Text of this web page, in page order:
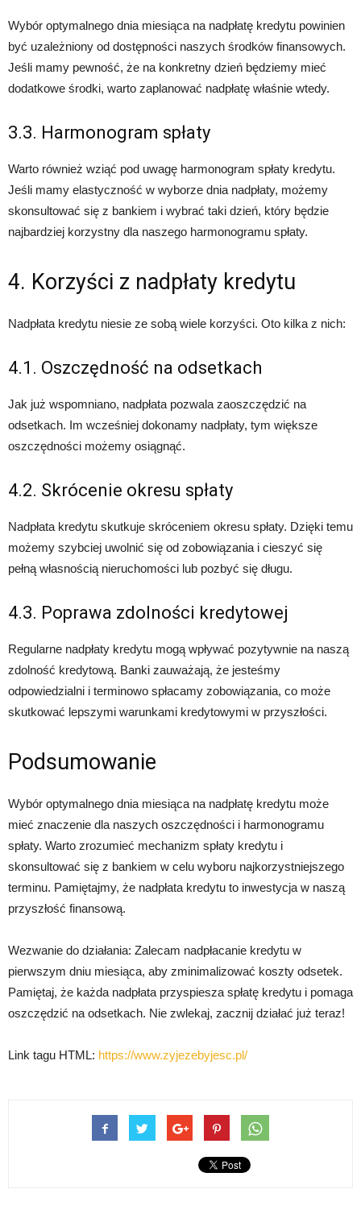
Wybór optymalnego dnia miesiąca na nadpłatę kredytu powinien
być uzależniony od dostępności naszych środków finansowych.
Jeśli mamy pewność, że na konkretny dzień będziemy mieć
dodatkowe środki, warto zaplanować nadpłatę właśnie wtedy.
3.3. Harmonogram spłaty
Warto również wziąć pod uwagę harmonogram spłaty kredytu.
Jeśli mamy elastyczność w wyborze dnia nadpłaty, możemy
skonsultować się z bankiem i wybrać taki dzień, który będzie
najbardziej korzystny dla naszego harmonogramu spłaty.
4. Korzyści z nadpłaty kredytu
Nadpłata kredytu niesie ze sobą wiele korzyści. Oto kilka z nich:
4.1. Oszczędność na odsetkach
Jak już wspomniano, nadpłata pozwala zaoszczędzić na
odsetkach. Im wcześniej dokonamy nadpłaty, tym większe
oszczędności możemy osiągnąć.
4.2. Skrócenie okresu spłaty
Nadpłata kredytu skutkuje skróceniem okresu spłaty. Dzięki temu
możemy szybciej uwolnić się od zobowiązania i cieszyć się
pełną własnością nieruchomości lub pozbyć się długu.
4.3. Poprawa zdolności kredytowej
Regularne nadpłaty kredytu mogą wpływać pozytywnie na naszą
zdolność kredytową. Banki zauważają, że jesteśmy
odpowiedzialni i terminowo spłacamy zobowiązania, co może
skutkować lepszymi warunkami kredytowymi w przyszłości.
Podsumowanie
Wybór optymalnego dnia miesiąca na nadpłatę kredytu może
mieć znaczenie dla naszych oszczędności i harmonogramu
spłaty. Warto zrozumieć mechanizm spłaty kredytu i
skonsultować się z bankiem w celu wyboru najkorzystniejszego
terminu. Pamiętajmy, że nadpłata kredytu to inwestycja w naszą
przyszłość finansową.
Wezwanie do działania: Zalecam nadpłacanie kredytu w
pierwszym dniu miesiąca, aby zminimalizować koszty odsetek.
Pamiętaj, że każda nadpłata przyspiesza spłatę kredytu i pomaga
oszczędzić na odsetkach. Nie zwlekaj, zacznij działać już teraz!
Link tagu HTML: https://www.zyjezebyjesc.pl/